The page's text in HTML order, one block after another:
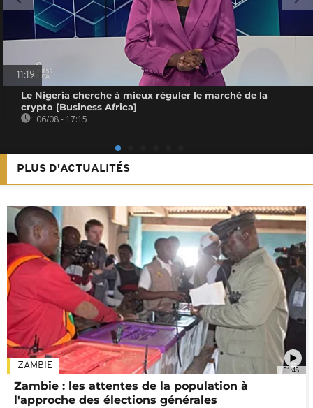
11:19
Le Nigeria cherche à mieux réguler le marché de la
crypto [Business Africa]
06/08 - 17:15
PLUS D'ACTUALITÉS
01:48
ZAMBIE
Zambie : les attentes de la population à
l'approche des élections générales